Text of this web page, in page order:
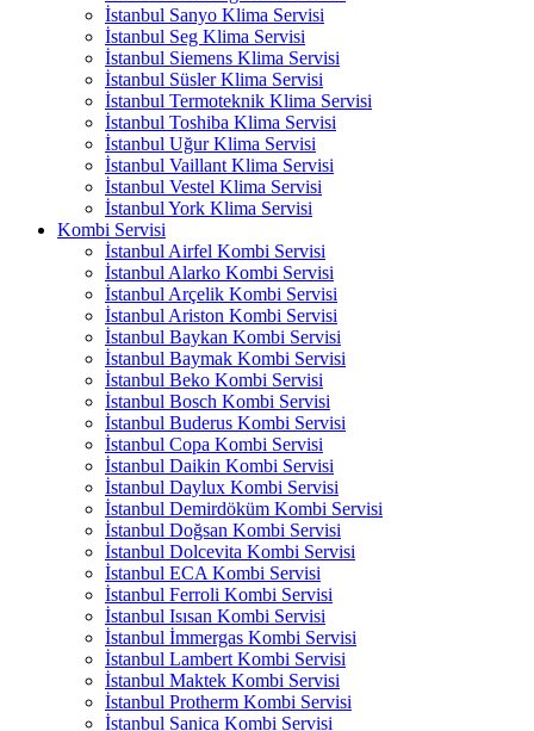
İstanbul Sanyo Klima Servisi
İstanbul Seg Klima Servisi
İstanbul Siemens Klima Servisi
İstanbul Süsler Klima Servisi
İstanbul Termoteknik Klima Servisi
İstanbul Toshiba Klima Servisi
İstanbul Uğur Klima Servisi
İstanbul Vaillant Klima Servisi
İstanbul Vestel Klima Servisi
İstanbul York Klima Servisi
Kombi Servisi
İstanbul Airfel Kombi Servisi
İstanbul Alarko Kombi Servisi
İstanbul Arçelik Kombi Servisi
İstanbul Ariston Kombi Servisi
İstanbul Baykan Kombi Servisi
İstanbul Baymak Kombi Servisi
İstanbul Beko Kombi Servisi
İstanbul Bosch Kombi Servisi
İstanbul Buderus Kombi Servisi
İstanbul Copa Kombi Servisi
İstanbul Daikin Kombi Servisi
İstanbul Daylux Kombi Servisi
İstanbul Demirdöküm Kombi Servisi
İstanbul Doğsan Kombi Servisi
İstanbul Dolcevita Kombi Servisi
İstanbul ECA Kombi Servisi
İstanbul Ferroli Kombi Servisi
İstanbul Isısan Kombi Servisi
İstanbul İmmergas Kombi Servisi
İstanbul Lambert Kombi Servisi
İstanbul Maktek Kombi Servisi
İstanbul Protherm Kombi Servisi
İstanbul Sanica Kombi Servisi